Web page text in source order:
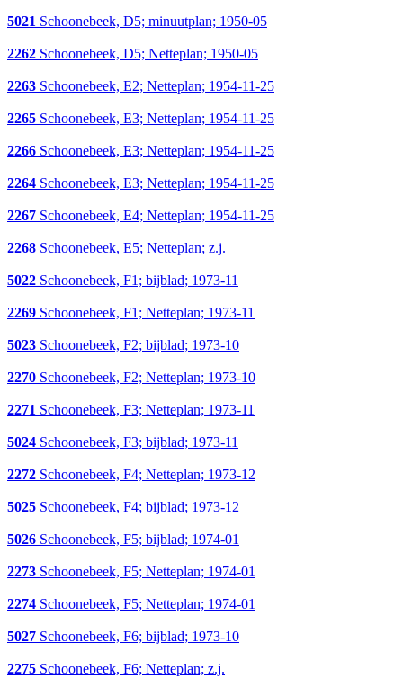
5021 Schoonebeek, D5; minuutplan; 1950-05
2262 Schoonebeek, D5; Netteplan; 1950-05
2263 Schoonebeek, E2; Netteplan; 1954-11-25
2265 Schoonebeek, E3; Netteplan; 1954-11-25
2266 Schoonebeek, E3; Netteplan; 1954-11-25
2264 Schoonebeek, E3; Netteplan; 1954-11-25
2267 Schoonebeek, E4; Netteplan; 1954-11-25
2268 Schoonebeek, E5; Netteplan; z.j.
5022 Schoonebeek, F1; bijblad; 1973-11
2269 Schoonebeek, F1; Netteplan; 1973-11
5023 Schoonebeek, F2; bijblad; 1973-10
2270 Schoonebeek, F2; Netteplan; 1973-10
2271 Schoonebeek, F3; Netteplan; 1973-11
5024 Schoonebeek, F3; bijblad; 1973-11
2272 Schoonebeek, F4; Netteplan; 1973-12
5025 Schoonebeek, F4; bijblad; 1973-12
5026 Schoonebeek, F5; bijblad; 1974-01
2273 Schoonebeek, F5; Netteplan; 1974-01
2274 Schoonebeek, F5; Netteplan; 1974-01
5027 Schoonebeek, F6; bijblad; 1973-10
2275 Schoonebeek, F6; Netteplan; z.j.